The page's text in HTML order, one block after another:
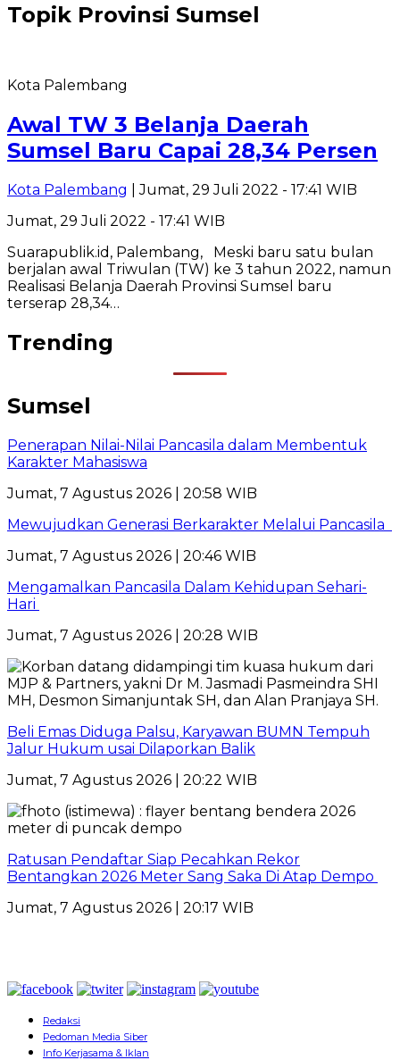
Topik Provinsi Sumsel
Kota Palembang
Awal TW 3 Belanja Daerah
Sumsel Baru Capai 28,34 Persen
Kota Palembang
| Jumat, 29 Juli 2022 - 17:41 WIB
Jumat, 29 Juli 2022 - 17:41 WIB
Suarapublik.id, Palembang, Meski baru satu bulan
berjalan awal Triwulan (TW) ke 3 tahun 2022, namun
Realisasi Belanja Daerah Provinsi Sumsel baru
terserap 28,34…
Trending
Sumsel
Penerapan Nilai-Nilai Pancasila dalam Membentuk
Karakter Mahasiswa
Jumat, 7 Agustus 2026 | 20:58 WIB
Mewujudkan Generasi Berkarakter Melalui Pancasila
Jumat, 7 Agustus 2026 | 20:46 WIB
Mengamalkan Pancasila Dalam Kehidupan Sehari-
Hari
Jumat, 7 Agustus 2026 | 20:28 WIB
Beli Emas Diduga Palsu, Karyawan BUMN Tempuh
Jalur Hukum usai Dilaporkan Balik
Jumat, 7 Agustus 2026 | 20:22 WIB
Ratusan Pendaftar Siap Pecahkan Rekor
Bentangkan 2026 Meter Sang Saka Di Atap Dempo
Jumat, 7 Agustus 2026 | 20:17 WIB
Redaksi
Pedoman Media Siber
Info Kerjasama & Iklan